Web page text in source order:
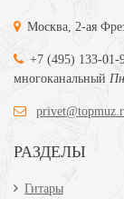
Москва, 2-ая
+7 (495) 133-01-
многоканальный
РАЗДЕЛЫ
Гитары